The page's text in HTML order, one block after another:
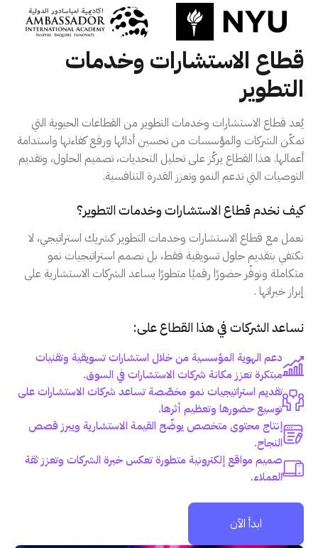
قطاع الاستشارات وخدمات
التطوير
يُعد قطاع الاستشارات وخدمات التطوير من القطاعات الحيوية التي
تمكّن الشركات والمؤسسات من تحسين أدائها ورفع كفاءتها واستدامة
أعمالها. هذا القطاع يركّز على تحليل التحديات، تصميم الحلول، وتقديم
التوصيات التي تدعم النمو وتعزز القدرة التنافسية.
كيف نخدم قطاع الاستشارات وخدمات التطوير؟
نعمل مع قطاع الاستشارات وخدمات التطوير كشريك استراتيجي، لا
نكتفي بتقديم حلول تسويقية فقط، بل نصمم استراتيجيات نمو
متكاملة ونوفّر حضورًا رقميًا متطورًا يساعد الشركات الاستشارية على
إبراز خبراتها .
نساعد الشركات في هذا القطاع على:
دعم الهوية المؤسسية من خلال استشارات تسويقية وتقنيات
مبتكرة تعزز مكانة شركات الاستشارات في السوق.
تقديم استراتيجيات نمو مخصّصة تساعد شركات الاستشارات على
توسيع حضورها وتعظيم أثرها.
إنتاج محتوى متخصص يوضّح القيمة الاستشارية ويبرز قصص
النجاح.
صميم مواقع إلكترونية متطورة تعكس خبرة الشركات وتعزز ثقة
العملاء.
ابدأ الآن